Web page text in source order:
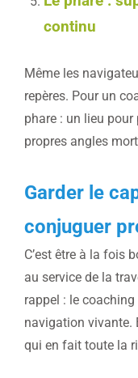
continu
Même les
repères. Pour un
phare : un lieu pour
propres angles
Garder le
conjuguer
C’est être à la fois
au service de la
rappel : le coaching
navigation vivante.
qui en fait toute la